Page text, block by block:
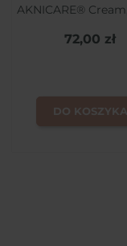
AKNICARE®
72,00 zł
DO KOSZYKA